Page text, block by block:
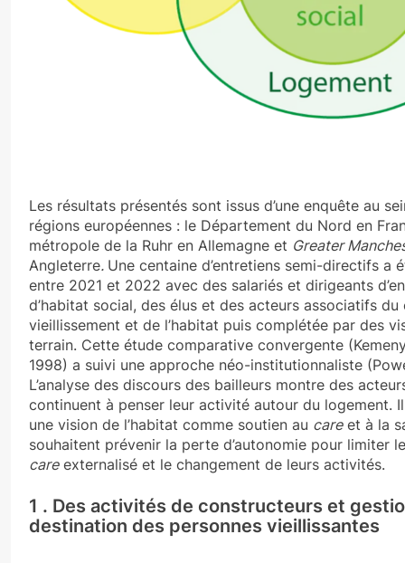
Les résultats présentés sont issus d’une enquête au
régions européennes : le Département du Nord en
métropole de la Ruhr en Allemagne et Greater
Angleterre. Une centaine d’entretiens semi-directifs a
entre 2021 et 2022 avec des salariés et dirigeants
d’habitat social, des élus et des acteurs associatifs du
vieillissement et de l’habitat puis complétée par des
terrain. Cette étude comparative convergente
1998) a suivi une approche néo-institutionnaliste
L’analyse des discours des bailleurs montre des
continuent à penser leur activité autour du logement.
une vision de l’habitat comme soutien au careet à la
souhaitent prévenir la perte d’autonomie pour limiter
careexternalisé et le changement de leurs activités.
1 . Des activités de constructeurs et
destination des personnes vieillissantes